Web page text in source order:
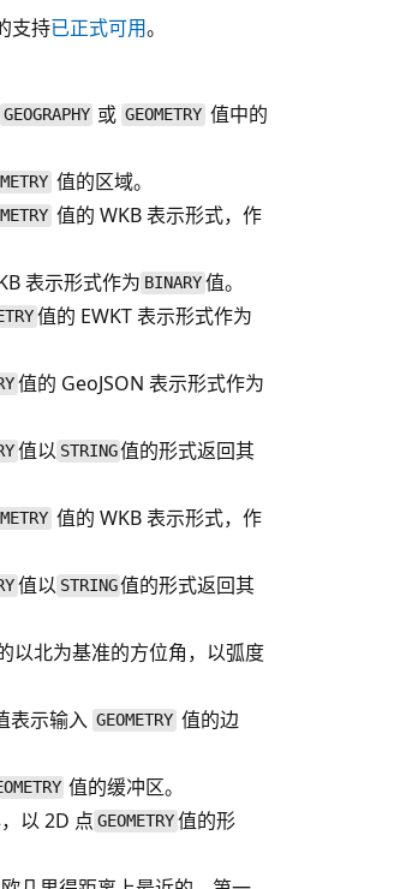
支持已正式可用。
GEOGRAPHY 或 GEOMETRY 值中的
值的区域。
值的 WKB 表示形式，作
表示形式作为 BINARY值。
值的 EWKT 表示形式作为
值的 GeoJSON 表示形式作为
值以 STRING值的形式返回其
值的 WKB 表示形式，作
值以 STRING值的形式返回其
以北为基准的方位角，以弧度
表示输入 GEOMETRY 值的边
值的缓冲区。
以 2D 点 GEOMETRY值的形